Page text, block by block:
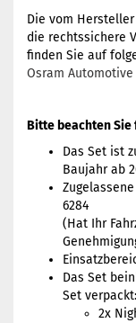
Die vom
die rechtssichere
finden Sie auf
Osram
Bitte beachten
Das Set ist
Baujahr ab
6284
(Hat Ihr
Das Set
Set verpackt:
2x